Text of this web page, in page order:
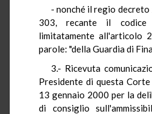
- nonché il regio
303, recante il
limitatamente all'articolo
parole: "della Guardia di
3.- Ricevuta
Presidente di questa
13 gennaio 2000 per la
di consiglio